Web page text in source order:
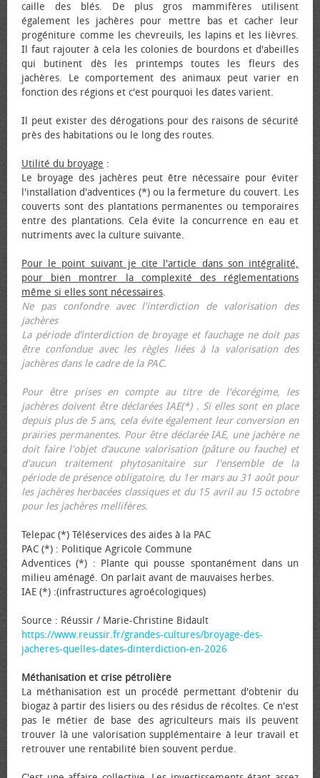
caille des blés. De plus gros mammifères utilisent
également les jachères pour mettre bas et cacher leur
progéniture comme les chevreuils, les lapins et les lièvres.
Il faut rajouter à cela les colonies de bourdons et d'abeilles
qui butinent dès les printemps toutes les fleurs des
jachères. Le comportement des animaux peut varier en
fonction des régions et c'est pourquoi les dates varient.
Il peut exister des dérogations pour des raisons de sécurité
près des habitations ou le long des routes.
Utilité du broyage :
Le broyage des jachères peut être nécessaire pour éviter
l'installation d'adventices (*) ou la fermeture du couvert. Les
couverts sont des plantations permanentes ou temporaires
entre des plantations. Cela évite la concurrence en eau et
nutriments avec la culture suivante.
Pour le point suivant je cite l'article dans son intégralité,
pour bien montrer la complexité des réglementations
même si elles sont nécessaires.
Ne pas confondre avec l'interdiction de valorisation des
jachères
La période d’interdiction de broyage et fauchage ne doit pas
être confondue avec les règles liées à la valorisation des
jachères dans le cadre de la PAC.
Pour être prises en compte au titre de l'écorégime, les
jachères doivent être déclarées IAE(*) . Si elles sont en place
depuis plus de 5 ans, cela évite également leur conversion en
prairies permanentes. Pour être déclarée IAE, une jachère ne
doit faire l'objet d’aucune valorisation (pâture ou fauche) et
d'aucun traitement phytosanitaire sur l'ensemble de la
période de présence obligatoire, du 1er mars au 31 août pour
les jachères herbacées classiques et du 15 avril au 15 octobre
pour les jachères mellifères.
Telepac (*) Téléservices des aides à la PAC
PAC (*) : Politique Agricole Commune
Adventices (*) : Plante qui pousse spontanément dans un
milieu aménagé. On parlait avant de mauvaises herbes.
IAE (*) :(infrastructures agroécologiques)
Source : Réussir / Marie-Christine Bidault
https://www.reussir.fr/grandes-cultures/broyage-des-
jacheres-quelles-dates-dinterdiction-en-2026
Méthanisation et crise pétrolière
La méthanisation est un procédé permettant d'obtenir du
biogaz à partir des lisiers ou des résidus de récoltes. Ce n'est
pas le métier de base des agriculteurs mais ils peuvent
trouver là une valorisation supplémentaire à leur travail et
retrouver une rentabilité bien souvent perdue.